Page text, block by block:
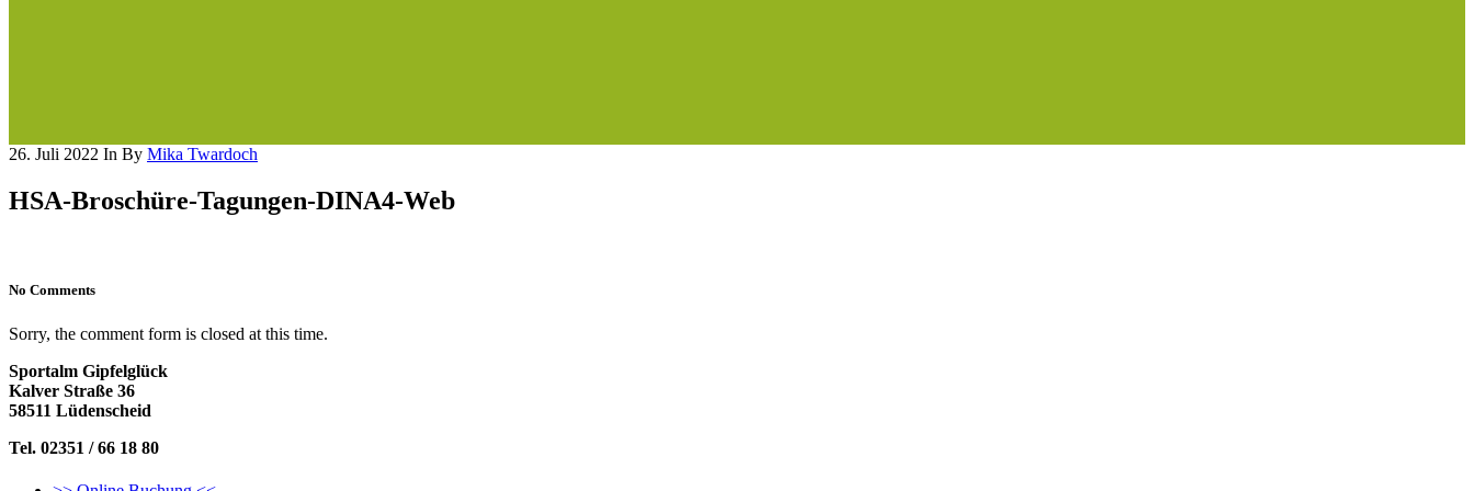
26. Juli 2022 In By Mika Twardoch
HSA-Broschüre-Tagungen-DINA4-Web
No Comments
Sorry, the comment form is closed at this time.
Sportalm Gipfelglück
Kalver Straße 36
58511 Lüdenscheid
Tel. 02351 / 66 18 80